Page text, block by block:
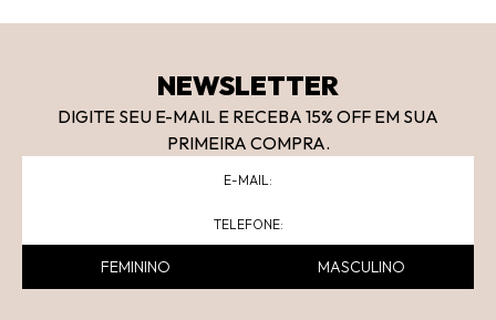
NEWSLETTER
DIGITE SEU E-MAIL E RECEBA 15% OFF EM SUA
PRIMEIRA COMPRA.
FEMININO MASCULINO